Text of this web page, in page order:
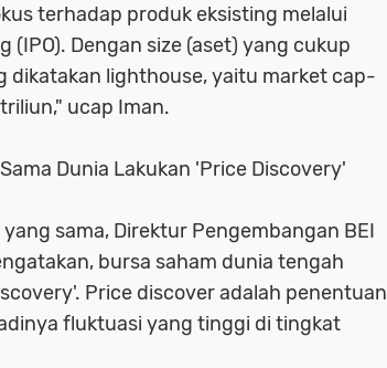
terhadap produk eksisting melalui
(IPO). Dengan size (aset) yang cukup
dikatakan lighthouse, yaitu market cap-
ucap Iman.
Dunia Lakukan 'Price Discovery'
sama, Direktur Pengembangan BEI
bursa saham dunia tengah
Price discover adalah penentuan
fluktuasi yang tinggi di tingkat